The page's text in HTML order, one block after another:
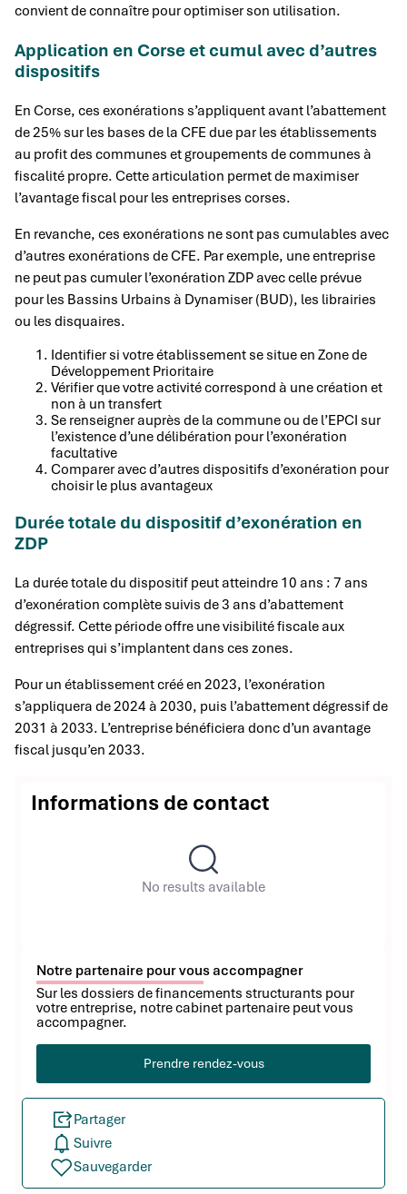
convient de connaître pour optimiser son utilisation.
Application en Corse et cumul avec d’autres
dispositifs
En Corse, ces exonérations s’appliquent avant l’abattement
de 25% sur les bases de la CFE due par les établissements
au profit des communes et groupements de communes à
fiscalité propre. Cette articulation permet de maximiser
l’avantage fiscal pour les entreprises corses.
En revanche, ces exonérations ne sont pas cumulables avec
d’autres exonérations de CFE. Par exemple, une entreprise
ne peut pas cumuler l’exonération ZDP avec celle prévue
pour les Bassins Urbains à Dynamiser (BUD), les librairies
ou les disquaires.
Identifier si votre établissement se situe en Zone de
Développement Prioritaire
Vérifier que votre activité correspond à une création et
non à un transfert
Se renseigner auprès de la commune ou de l’EPCI sur
l’existence d’une délibération pour l’exonération
facultative
Comparer avec d’autres dispositifs d’exonération pour
choisir le plus avantageux
Durée totale du dispositif d’exonération en
ZDP
La durée totale du dispositif peut atteindre 10 ans : 7 ans
d’exonération complète suivis de 3 ans d’abattement
dégressif. Cette période offre une visibilité fiscale aux
entreprises qui s’implantent dans ces zones.
Pour un établissement créé en 2023, l’exonération
s’appliquera de 2024 à 2030, puis l’abattement dégressif de
2031 à 2033. L’entreprise bénéficiera donc d’un avantage
fiscal jusqu’en 2033.
Informations de contact
No results available
Notre partenaire pour vous accompagner
Sur les dossiers de financements structurants pour
votre entreprise, notre cabinet partenaire peut vous
accompagner.
Prendre rendez-vous
Partager
Suivre
Sauvegarder